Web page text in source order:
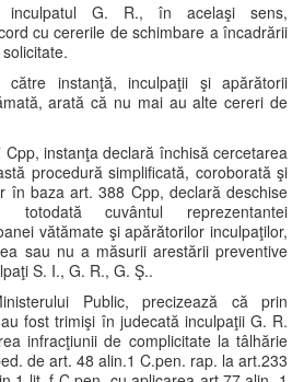
inculpatul G. R., în acelaşi sens,
cu cererile de schimbare a încadrării
instanţă, inculpaţii şi apărătorii
arată că nu mai au alte cereri de
instanţa declară închisă cercetarea
procedură simplificată, coroborată şi
în baza art. 388 Cpp, declară deschise
totodată cuvântul reprezentantei
vătămate şi apărătorilor inculpaţilor,
sau nu a măsurii arestării preventive
S. I., G. R., G. Ş..
Public, precizează că prin
fost trimişi în judecată inculpaţii G. R.
infracţiunii de complicitate la tâlhărie
de art. 48 alin.1 C.pen. rap. la art.233